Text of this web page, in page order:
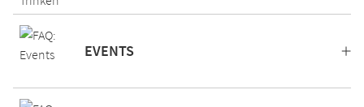
EVENTS